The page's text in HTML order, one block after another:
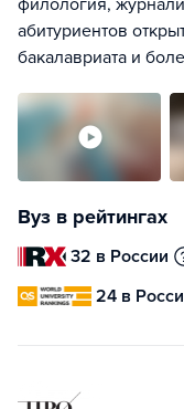
филология,
абитуриентов
бакалавриата и
Вуз в рейтингах
32 в России
24 в